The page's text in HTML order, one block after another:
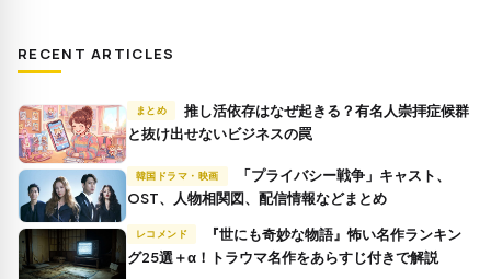
RECENT ARTICLES
まとめ
推し活依存はなぜ起きる？有名人崇拝症候群
と抜け出せないビジネスの罠
韓国ドラマ・映画
OST、人物相関図、配信情報などまとめ
レコメンド
グ25選＋α！トラウマ名作をあらすじ付きで解説